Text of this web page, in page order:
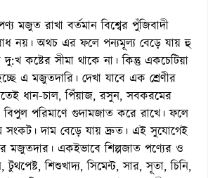
মজুত রাখা বর্তমান বিশ্বের পুঁজিবাদী
নয়। অথচ এর ফলে পন্যমূল্য বেড়ে যায় হু
কষ্টের সীমা থাকে না। কিন্তু একচেটিয়া
এ মজুতদারি। দেখা যাবে এক শ্রেণীর
ধান-চাল, পিঁয়াজ, রসুন, সবকরমের
পরিমাণে গুদামজাত করে রাখে। ফলে
সংকট। দাম বেড়ে যায় দ্রুত। এই সুযোগেই
মজুতদার। একইভাবে শিল্পজাত পণ্যের ও
শিশুখাদ্য, সিমেন্ট, সার, সূতা, চিনি,